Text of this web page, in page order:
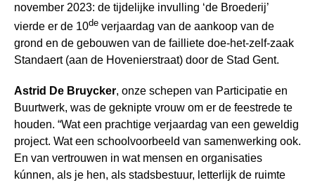
november 2023: de tijdelijke invulling ‘de Broederij’
vierde er de 10de verjaardag van de aankoop van de
grond en de gebouwen van de failliete doe-het-zelf-zaak
Standaert (aan de Hovenierstraat) door de Stad Gent.
Astrid De Bruycker, onze schepen van Participatie en
Buurtwerk, was de geknipte vrouw om er de feestrede te
houden. “Wat een prachtige verjaardag van een geweldig
project. Wat een schoolvoorbeeld van samenwerking ook.
En van vertrouwen in wat mensen en organisaties
kúnnen, als je hen, als stadsbestuur, letterlijk de ruimte